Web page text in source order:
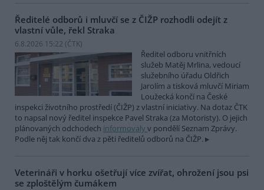
Ředitelé odborů i mluvčí se z ČIŽP rozhodli odejít z
vlastní vůle, řekl Straka
6.8.2026 15:22 (ČTK)
Ředitel odboru vnitřních
služeb Matěj Mrlina, vedoucí
služebního úřadu Oldřich
Jarolím a tisková mluvčí Miriam
Loužecká končí na České
inspekci životního prostředí (ČIŽP) z vlastní iniciativy. Na dotaz ČTK
to napsal nový ředitel inspekce Pavel Straka (za Motoristy). O jejich
plánovaných odchodech informovaly v pondělí Seznam Zprávy.
Podle něj tak končí dva z pěti ředitelů odborů na ČIŽP.
Veterináři v horku ošetřují více zvířat, ohrožení jsou psi
se zploštělým čumákem